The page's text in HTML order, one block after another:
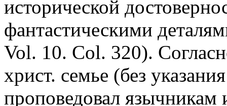
исторической
фантастическими
Vol. 10. Col. 320).
христ. семье (без
проповедовал язычникам